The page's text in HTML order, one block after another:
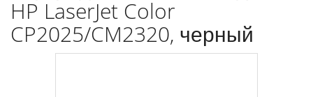
HP LaserJet Color
CP2025/CM2320, черный